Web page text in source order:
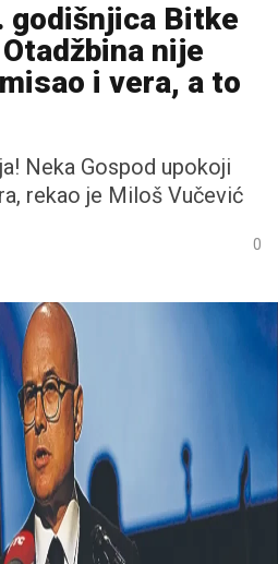
godišnjica Bitke
nije
i vera, a to
Neka Gospod upokoji
rekao je Miloš Vučević
0